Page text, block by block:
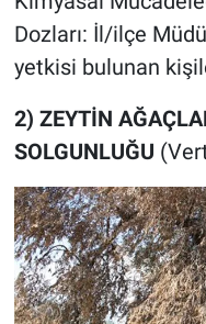
Dozları: İl/ilçe
yetkisi bulunan
2) ZEYTİN
SOLGUNLUĞU